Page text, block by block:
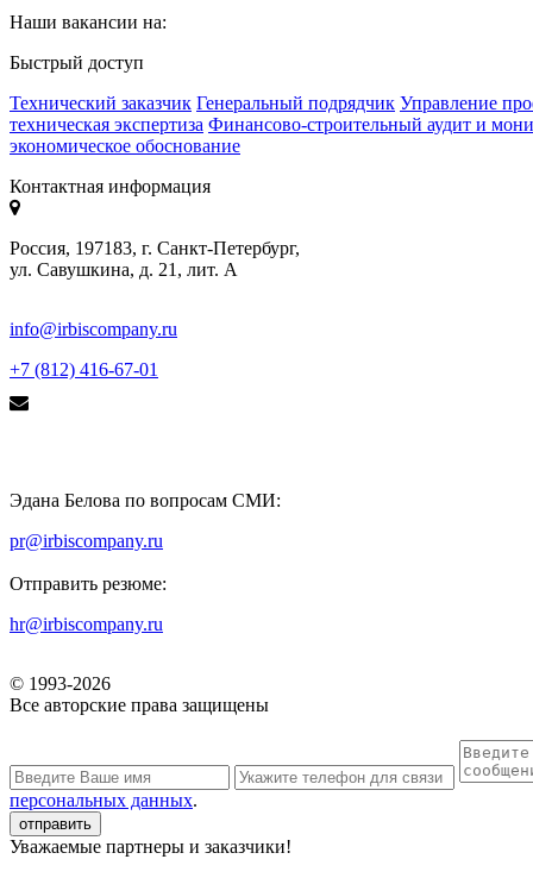
Наши вакансии на:
Быстрый доступ
Технический заказчик Генеральный подрядчик Управление
техническая экспертиза Финансово-строительный аудит и
экономическое обоснование
Контактная информация
Россия, 197183, г. Санкт-Петербург,
ул. Савушкина, д. 21, лит. А
info@irbiscompany.ru
+7 (812) 416-67-01
Эдана Белова по вопросам СМИ:
pr@irbiscompany.ru
Отправить резюме:
hr@irbiscompany.ru
© 1993-2026
Все авторские права защищены
персональных данных.
Уважаемые партнеры и заказчики!